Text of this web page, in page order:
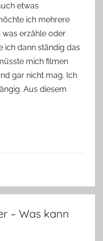
o
n
n
e
etwas
ich mehrere
was erzähle oder
ich dann ständig das
mich filmen
gar nicht mag. Ich
Aus diesem
– Was kann